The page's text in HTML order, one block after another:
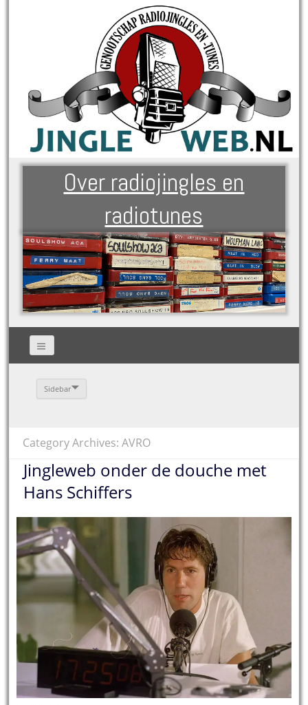
Over radiojingles en
radiotunes
Sidebar
Category Archives: AVRO
Jingleweb onder de douche met
Hans Schiffers